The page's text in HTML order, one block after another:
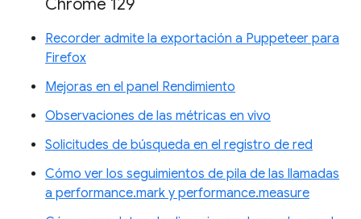
Chrome 129
Recorder admite la exportación a Puppeteer para
Firefox
Mejoras en el panel Rendimiento
Observaciones de las métricas en vivo
Solicitudes de búsqueda en el registro de red
Cómo ver los seguimientos de pila de las llamadas
a performance.mark y performance.measure